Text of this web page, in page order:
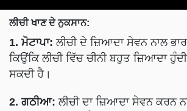
ਲੀਚੀ ਖਾਣ ਦੇ ਨੁਕਸਾਨ:
1. ਮੋਟਾਪਾ: ਲੀਚੀ ਦੇ ਜ਼ਿਆਦਾ ਸੇਵਨ ਨਾਲ
ਕਿਉਂਕਿ ਲੀਚੀ ਵਿੱਚ ਚੀਨੀ ਬਹੁਤ ਜ਼ਿਆਦਾ
ਸਕਦੀ ਹੈ।
2. ਗਠੀਆ: ਲੀਚੀ ਦਾ ਜ਼ਿਆਦਾ ਸੇਵਨ ਕਰਨ